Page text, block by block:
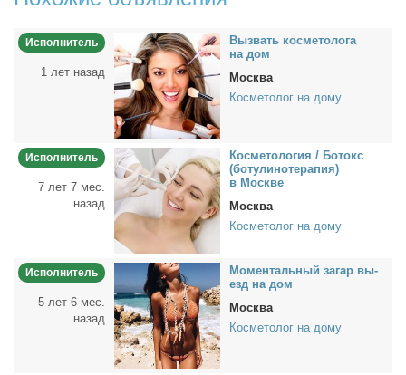
Исполнитель
1 лет назад
Вы­звать кос­ме­то­ло­га
на дом
Москва
Косметолог на дому
Исполнитель
7 лет 7 мес.
назад
Кос­ме­то­ло­гия / Бо­токс
(бо­ту­ли­но­те­ра­пия)
в Москве
Москва
Косметолог на дому
Исполнитель
5 лет 6 мес.
назад
Мо­мен­таль­ный за­гар вы­
езд на дом
Москва
Косметолог на дому